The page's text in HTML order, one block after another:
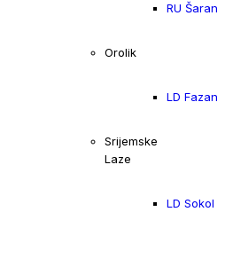
RU Šaran
Orolik
LD Fazan
Srijemske
Laze
LD Sokol